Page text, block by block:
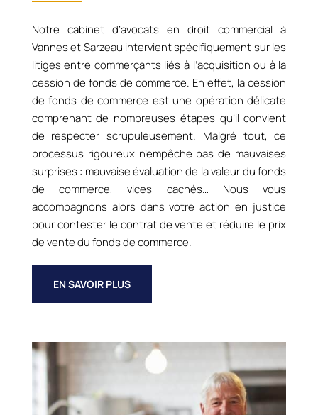
Notre cabinet d’avocats en droit commercial à
Vannes et Sarzeau intervient spécifiquement sur les
litiges entre commerçants liés à l’acquisition ou à la
cession de fonds de commerce. En effet, la cession
de fonds de commerce est une opération délicate
comprenant de nombreuses étapes qu’il convient
de respecter scrupuleusement. Malgré tout, ce
processus rigoureux n’empêche pas de mauvaises
surprises : mauvaise évaluation de la valeur du fonds
de commerce, vices cachés… Nous vous
accompagnons alors dans votre action en justice
pour contester le contrat de vente et réduire le prix
de vente du fonds de commerce.
EN SAVOIR PLUS